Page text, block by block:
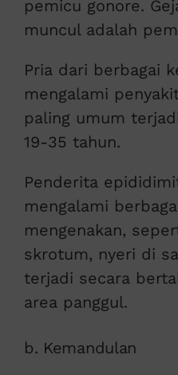
pemicu gonore.
muncul adalah
Pria dari berbagai
mengalami
paling umum
19-35 tahun.
Penderita
mengalami
mengenakan,
skrotum, nyeri di
terjadi secara
area panggul.
b. Kemandulan